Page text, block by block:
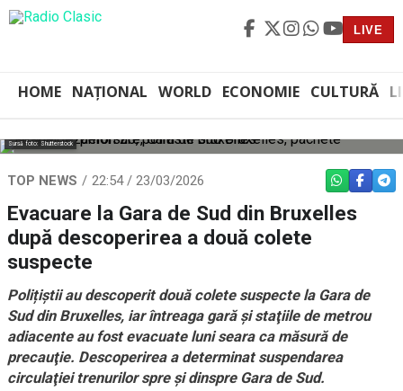
LIVE
HOME NAȚIONAL WORLD ECONOMIE CULTURĂ
Sursă foto: Shutterstock
TOP NEWS 22:54 / 23/03/2026 WHATSAPP
Evacuare la Gara de Sud din Bruxelles
după descoperirea a două colete
suspecte
Polițiștii au descoperit două colete suspecte la Gara de
Sud din Bruxelles, iar întreaga gară şi staţiile de metrou
adiacente au fost evacuate luni seara ca măsură de
precauţie. Descoperirea a determinat suspendarea
circulaţiei trenurilor spre şi dinspre Gara de Sud.